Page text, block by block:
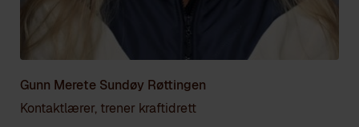
Gunn Merete Sundøy Røttingen
Kontaktlærer, trener kraftidrett